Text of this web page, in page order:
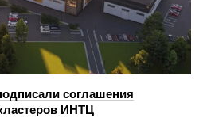
соглашения
ИНТЦ